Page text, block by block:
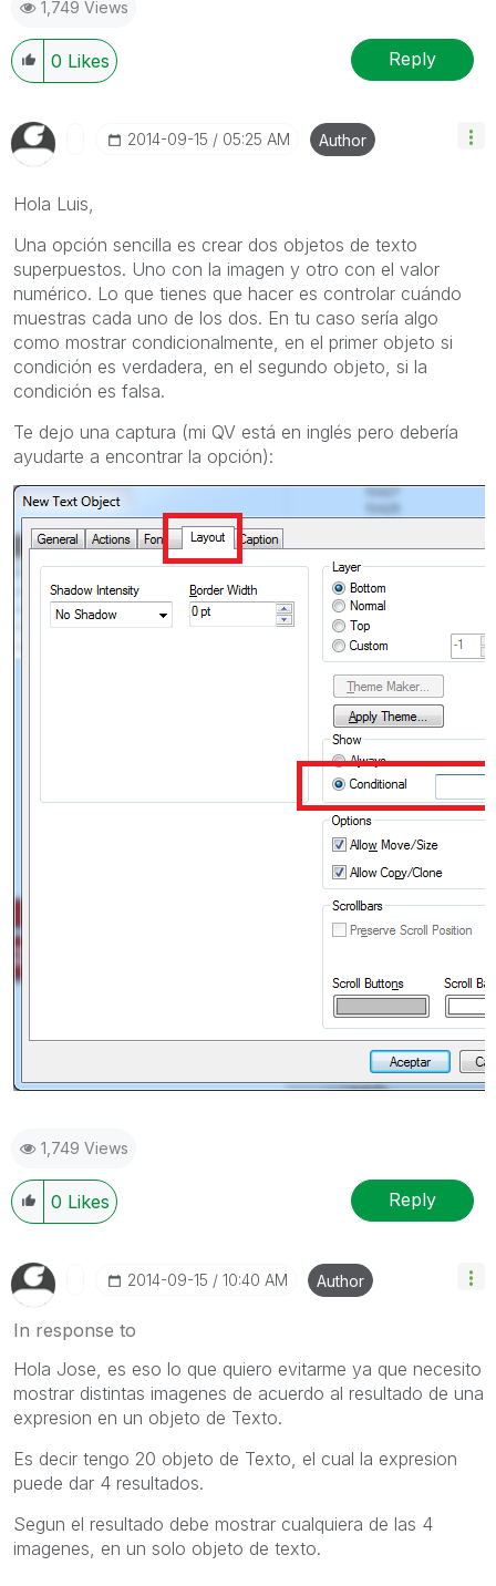
1,749 Views
0 Likes Reply
‎2014-09-15 05:25 AM Author
Hola Luis,
Una opción sencilla es crear dos objetos de texto
superpuestos. Uno con la imagen y otro con el valor
numérico. Lo que tienes que hacer es controlar cuándo
muestras cada uno de los dos. En tu caso sería algo
como mostrar condicionalmente, en el primer objeto si
condición es verdadera, en el segundo objeto, si la
condición es falsa.
Te dejo una captura (mi QV está en inglés pero debería
ayudarte a encontrar la opción):
1,749 Views
0 Likes Reply
‎2014-09-15 10:40 AM Author
In response to
Hola Jose, es eso lo que quiero evitarme ya que necesito
mostrar distintas imagenes de acuerdo al resultado de una
expresion en un objeto de Texto.
Es decir tengo 20 objeto de Texto, el cual la expresion
puede dar 4 resultados.
Segun el resultado debe mostrar cualquiera de las 4
imagenes, en un solo objeto de texto.